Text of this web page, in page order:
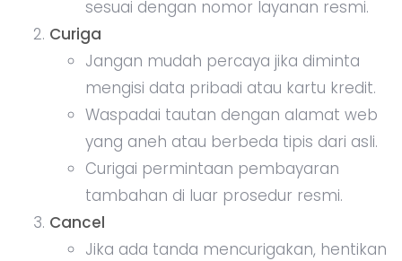
sesuai dengan nomor layanan resmi.
Curiga
Jangan mudah percaya jika diminta
mengisi data pribadi atau kartu kredit.
Waspadai tautan dengan alamat web
yang aneh atau berbeda tipis dari asli.
Curigai permintaan pembayaran
tambahan di luar prosedur resmi.
Cancel
Jika ada tanda mencurigakan, hentikan